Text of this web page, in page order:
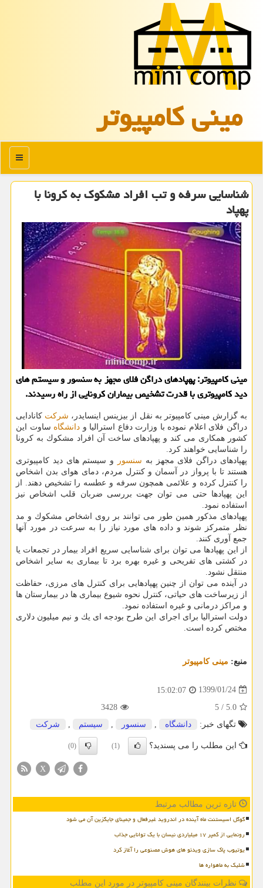
مینی كامپیوتر
منو
شناسایی سرفه و تب افراد مشكوك به كرونا با
پهپاد
مینی كامپیوتر: پهپادهای دراگن فلای مجهز به سنسور و سیستم های
دید كامپیوتری با قدرت تشخیص بیماران كرونایی از راه رسیدند.
به گزارش مینی كامپیوتر به نقل از بیزینس اینسایدر، شركت كانادایی
دراگن فلای اعلام نموده با وزارت دفاع استرالیا و دانشگاه ساوت این
كشور همكاری می كند و پهپادهای ساخت آن افراد مشكوك به كرونا
را شناسایی خواهند كرد.
پهپادهای دراگن فلای مجهز به سنسور
و سیستم های دید كامپیوتری
هستند تا با پرواز در آسمان و كنترل مردم، دمای هوای بدن اشخاص
را كنترل كرده و علائمی همچون سرفه و عطسه را تشخیص دهند. از
این پهپادها حتی می توان جهت بررسی ضربان قلب اشخاص نیز
استفاده نمود.
پهپادهای مذكور همین طور می توانند بر روی اشخاص مشكوك و مد
نظر متمركز شوند و داده های مورد نیاز را به سرعت در مورد آنها
جمع آوری كنند.
از این پهپادها می توان برای شناسایی سریع افراد بیمار در تجمعات یا
در كشتی های تفریحی و غیره بهره برد تا بیماری به سایر اشخاص
منتقل نشود.
در آینده می توان از چنین پهپادهایی برای كنترل های مرزی، حفاظت
از زیرساخت های حیاتی، كنترل نحوه شیوع بیماری ها در بیمارستان ها
و مراكز درمانی و غیره استفاده نمود.
دولت استرالیا برای اجرای این طرح بودجه ای یك و نیم میلیون دلاری
مختص كرده است.
منبع: مینی كامپیوتر
1399/01/24
15:02:07
5.0
/
5
3428
تگهای خبر:
دانشگاه سنسور سیستم شركت
این مطلب را می پسندید؟ (1)
(0)
X
تازه ترین مطالب مرتبط
گوگل اسیستنت ماه آینده در اندروید غیرفعال و جمینای جایگزین آن می شود
رونمایی از کمپر ۱۷ میلیاردی نیسان با یک توانایی جذاب
یوتیوب پاک سازی ویدئو های هوش مصنوعی را آغاز کرد
شلیک به ماهواره ها
نظرات بینندگان مینی کامپیوتر در مورد این مطلب